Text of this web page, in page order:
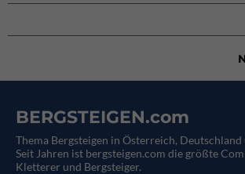
BERGSTEIGEN.com
Thema Bergsteigen in Österreich, Deutschland
Seit Jahren ist bergsteigen.com die größte
Kletterer und Bergsteiger.